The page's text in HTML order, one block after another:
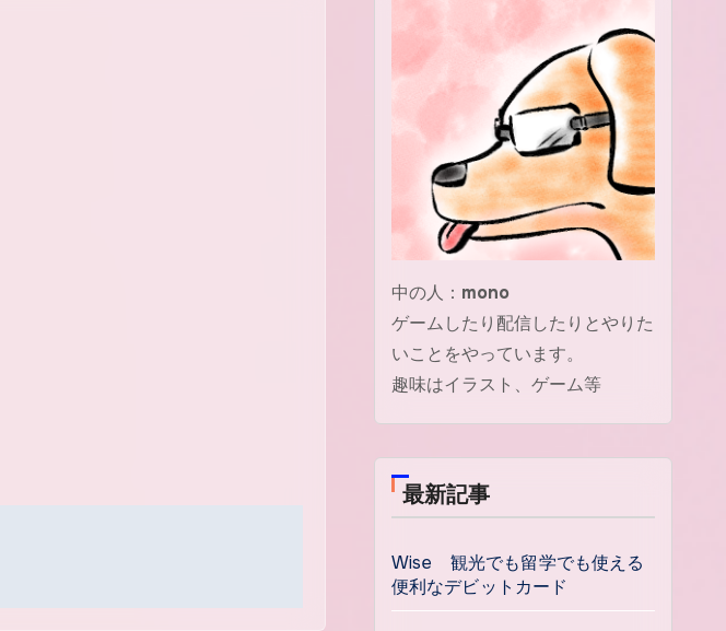
中の人： mono
ゲームしたり配信したりとやりた
いことをやっています。
趣味はイラスト、ゲーム等
最新記事
Wise 観光でも留学でも使える
便利なデビットカード